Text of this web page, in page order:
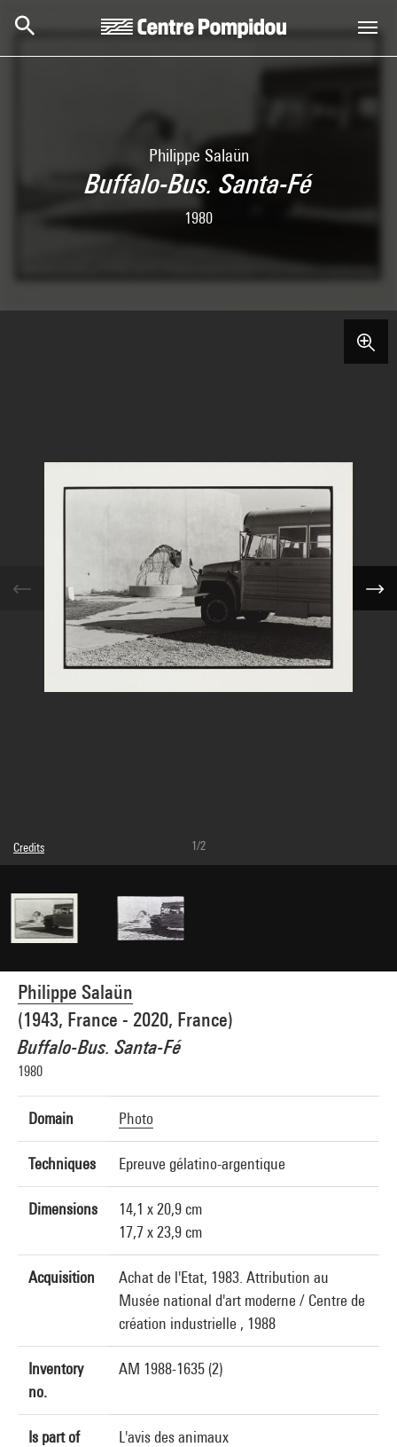
Philippe Salaün
Buffalo-Bus. Santa-Fé
1980
Philippe Salaün
(1943, France - 2020, France)
Buffalo-Bus. Santa-Fé
1980
Domain Photo
Techniques Epreuve gélatino-argentique
Dimensions
14,1 x 20,9 cm
17,7 x 23,9 cm
Acquisition
Achat de l'Etat, 1983. Attribution au
Musée national d'art moderne / Centre de
création industrielle , 1988
Inventory
no.
AM 1988-1635 (2)
Is part of
L'avis des animaux
Credits
© Philippe Salaün
Image reference : 4Y13273
Image presentation :
GrandPalaisRmnPhoto
1/2